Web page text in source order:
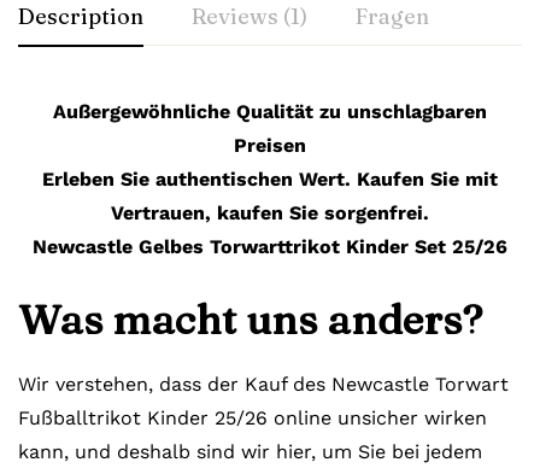
Description Reviews (1) Fragen
Außergewöhnliche Qualität zu unschlagbaren
Preisen
Erleben Sie authentischen Wert. Kaufen Sie mit
Vertrauen, kaufen Sie sorgenfrei.
Newcastle Gelbes Torwarttrikot Kinder Set 25/26
Was macht uns anders?
Wir verstehen, dass der Kauf des Newcastle Torwart
Fußballtrikot Kinder 25/26 online unsicher wirken
kann, und deshalb sind wir hier, um Sie bei jedem